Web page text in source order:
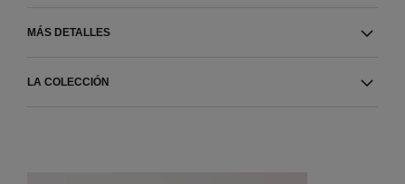
MÁS DETALLES
LA COLECCIÓN